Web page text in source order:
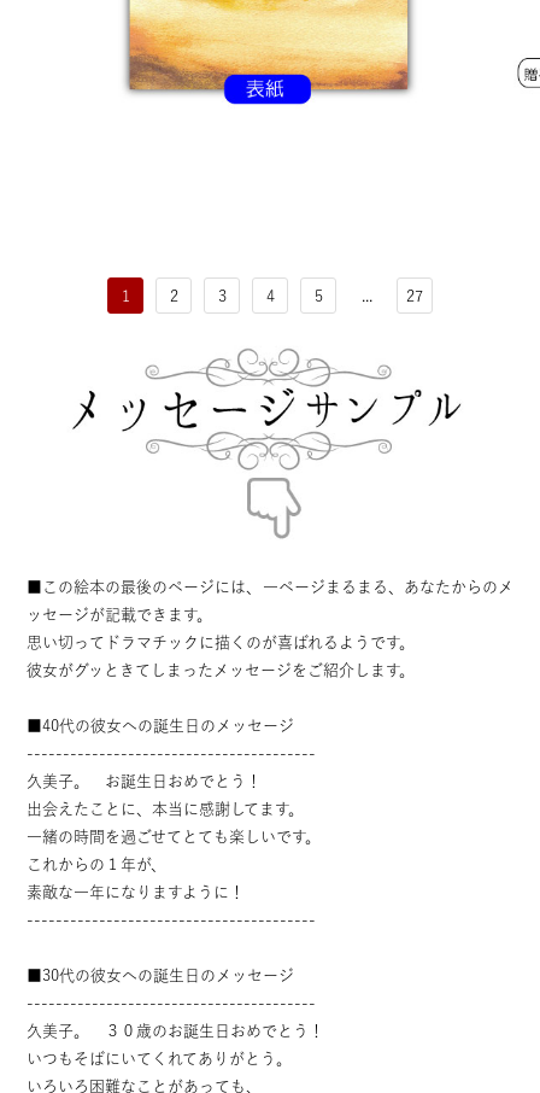
1 2 3 4 5 ... 27
■この絵本の最後のページには、一ページまるまる、あなたからのメ
ッセージが記載できます。
思い切ってドラマチックに描くのが喜ばれるようです。
彼女がグッときてしまったメッセージをご紹介します。
■40代の彼女への誕生日のメッセージ
----------------------------------------
久美子。 お誕生日おめでとう！
出会えたことに、本当に感謝してます。
一緒の時間を過ごせてとても楽しいです。
これからの１年が、
素敵な一年になりますように！
----------------------------------------
■30代の彼女への誕生日のメッセージ
----------------------------------------
久美子。 ３０歳のお誕生日おめでとう！
いつもそばにいてくれてありがとう。
いろいろ困難なことがあっても、